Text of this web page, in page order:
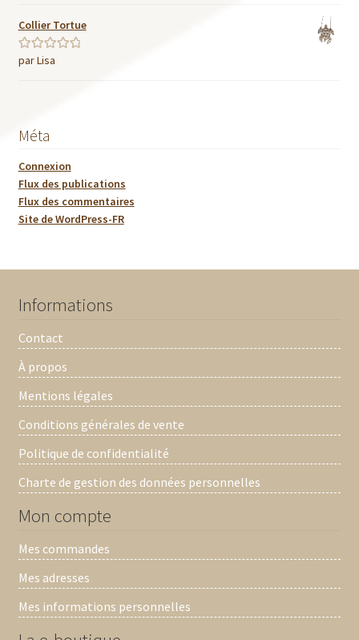
Collier Tortue
Note5sur 5
par Lisa
Méta
Connexion
Flux des publications
Flux des commentaires
Site de WordPress-FR
Informations
Contact
À propos
Mentions légales
Conditions générales de vente
Politique de confidentialité
Charte de gestion des données personnelles
Mon compte
Mes commandes
Mes adresses
Mes informations personnelles